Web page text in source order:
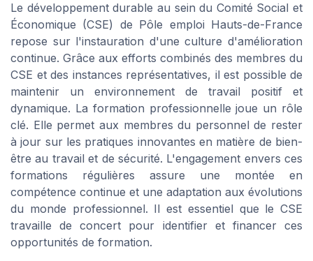
Le développement durable au sein du Comité Social et
Économique (CSE) de Pôle emploi Hauts-de-France
repose sur l'instauration d'une culture d'amélioration
continue. Grâce aux efforts combinés des membres du
CSE et des instances représentatives, il est possible de
maintenir un environnement de travail positif et
dynamique. La formation professionnelle joue un rôle
clé. Elle permet aux membres du personnel de rester
à jour sur les pratiques innovantes en matière de bien-
être au travail et de sécurité. L'engagement envers ces
formations régulières assure une montée en
compétence continue et une adaptation aux évolutions
du monde professionnel. Il est essentiel que le CSE
travaille de concert pour identifier et financer ces
opportunités de formation.